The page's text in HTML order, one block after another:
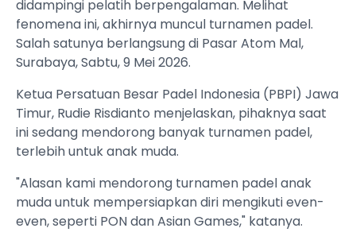
didampingi pelatih berpengalaman. Melihat
fenomena ini, akhirnya muncul turnamen padel.
Salah satunya berlangsung di Pasar Atom Mal,
Surabaya, Sabtu, 9 Mei 2026.
Ketua Persatuan Besar Padel Indonesia (PBPI) Jawa
Timur, Rudie Risdianto menjelaskan, pihaknya saat
ini sedang mendorong banyak turnamen padel,
terlebih untuk anak muda.
"Alasan kami mendorong turnamen padel anak
muda untuk mempersiapkan diri mengikuti even-
even, seperti PON dan Asian Games," katanya.